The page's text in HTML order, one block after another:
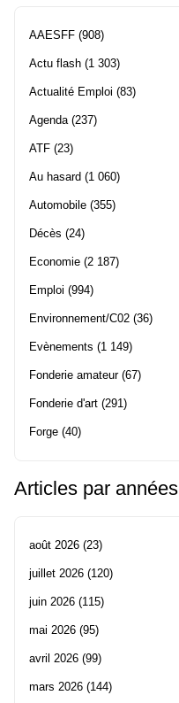
AAESFF (908)
Actu flash (1 303)
Actualité Emploi (83)
Agenda(237)
ATF (23)
Au hasard (1 060)
Automobile (355)
Décès (24)
Economie (2 187)
Emploi (994)
Environnement/C02 (36)
Evènements (1 149)
Fonderie amateur(67)
Fonderie d'art (291)
Forge (40)
Articles par années
août 2026 (23)
juillet 2026 (120)
juin 2026 (115)
mai 2026 (95)
avril 2026 (99)
mars 2026 (144)